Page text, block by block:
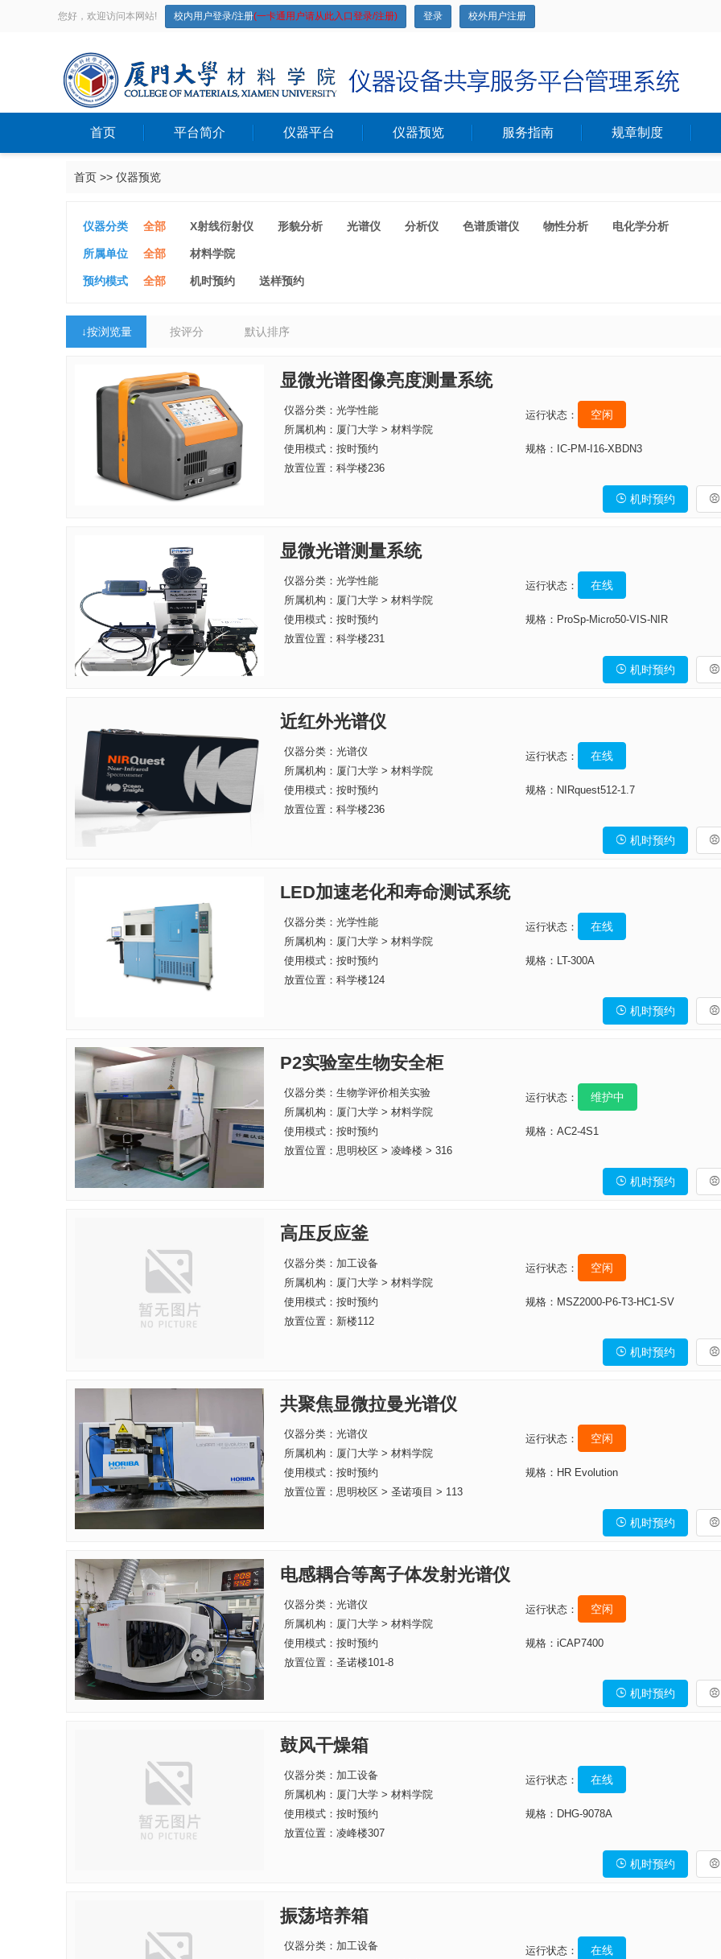
您好，欢迎访问本网站! 校内用户登录/注册(一卡通用户请从此入口登录/注册) 登录 校外用户注册
首页 平台简介 仪器平台 仪器预览 服务指南 规章制度
首页 >> 仪器预览
仪器分类 全部 X射线衍射仪 形貌分析 光谱仪 分析仪 色谱质谱仪 物性分析
电化学分析
力学性能
光学性能
转基因平台
所属单位 全部 材料学院
预约模式 全部 机时预约 送样预约
↓按浏览量 按评分 默认排序
显微光谱图像亮度测量系统
仪器分类：光学性能 运行状态： 空闲
所属机构： 厦门大学 > 材料学院
使用模式：按时预约
规格：IC-PM-I16-XBDN3
放置位置：科学楼236

 机时预约
显微光谱测量系统
仪器分类：光学性能 运行状态： 在线
所属机构： 厦门大学 > 材料学院
使用模式：按时预约
规格：ProSp-Micro50-VIS-NIR
放置位置：科学楼231

 机时预约
近红外光谱仪
仪器分类：光谱仪 运行状态： 在线
所属机构： 厦门大学 > 材料学院
使用模式：按时预约
规格：NIRquest512-1.7
放置位置：科学楼236

 机时预约
LED加速老化和寿命测试系统
仪器分类：光学性能 运行状态： 在线
所属机构： 厦门大学 > 材料学院
使用模式：按时预约
规格：LT-300A
放置位置：科学楼124

 机时预约
P2实验室生物安全柜
仪器分类：生物学评价相关实验 运行状态： 维护中
所属机构： 厦门大学 > 材料学院
使用模式：按时预约
规格：AC2-4S1
放置位置：思明校区 > 凌峰楼 > 316

 机时预约
高压反应釜
仪器分类：加工设备 运行状态： 空闲
所属机构： 厦门大学 > 材料学院
使用模式：按时预约
规格：MSZ2000-P6-T3-HC1-SV
放置位置：新楼112

 机时预约
共聚焦显微拉曼光谱仪
仪器分类：光谱仪 运行状态： 空闲
所属机构： 厦门大学 > 材料学院
使用模式：按时预约
规格：HR Evolution
放置位置：思明校区 > 圣诺项目 > 113

 机时预约
电感耦合等离子体发射光谱仪
仪器分类：光谱仪 运行状态： 空闲
所属机构： 厦门大学 > 材料学院
使用模式：按时预约
规格：iCAP7400
放置位置：圣诺楼101-8

 机时预约
鼓风干燥箱
仪器分类：加工设备 运行状态： 在线
所属机构： 厦门大学 > 材料学院
使用模式：按时预约
规格：DHG-9078A
放置位置：凌峰楼307

 机时预约
振荡培养箱
仪器分类：加工设备 运行状态： 在线